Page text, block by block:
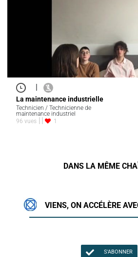
|
La maintenance industrielle
Technicien / Technicienne de
maintenance industriel
96 vues
1
DANS LA MÊME
VIENS, ON ACCÉLÈRE
S'ABONNER